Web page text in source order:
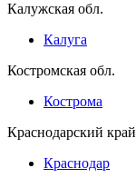
Калужская обл.
Калуга
Костромская обл.
Кострома
Краснодарский край
Краснодар